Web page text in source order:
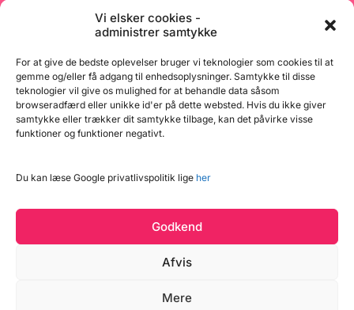
Vi elsker cookies -
administrer samtykke
For at give de bedste oplevelser bruger vi teknologier som cookies til at
gemme og/eller få adgang til enhedsoplysninger. Samtykke til disse
teknologier vil give os mulighed for at behandle data såsom
browseradfærd eller unikke id'er på dette websted. Hvis du ikke giver
samtykke eller trækker dit samtykke tilbage, kan det påvirke visse
funktioner og funktioner negativt.
Du kan læse Google privatlivspolitik lige her
Godkend
Afvis
Mere
Tilmeld dig vores nyhedsbrev og modtag gode tilbud
samt spændende produktnyheder direkte i din
indbakke.